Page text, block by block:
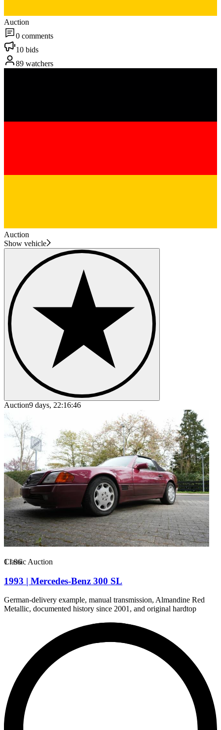
Auction
0 comments
10 bids
89 watchers
Auction
Show vehicle
Auction9 days, 22:16:46
1/96
Classic Auction
1993 | Mercedes-Benz 300 SL
German-delivery example, manual transmission, Almandine Red
Metallic, documented history since 2001, and original hardtop